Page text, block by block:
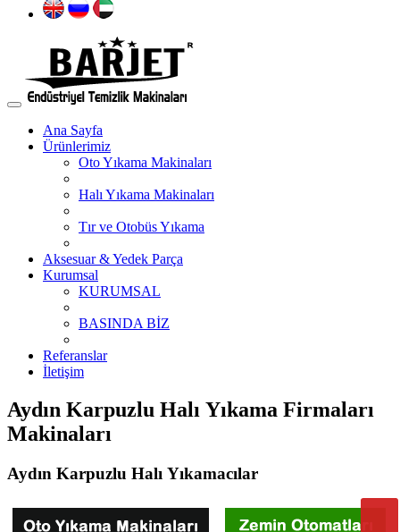
Ana Sayfa
Ürünlerimiz
Oto Yıkama Makinaları
Halı Yıkama Makinaları
Tır ve Otobüs Yıkama
Aksesuar & Yedek Parça
Kurumsal
KURUMSAL
BASINDA BİZ
Referanslar
İletişim
Aydın Karpuzlu Halı Yıkama Firmaları
Makinaları
Aydın Karpuzlu Halı Yıkamacılar